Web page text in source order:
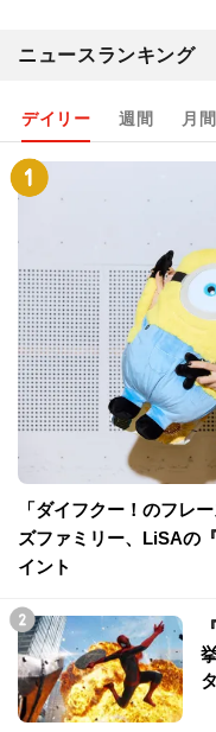
ニュースランキング
デイリー 週間 月間
「ダイフクー！のフレ
ズファミリー、LiSAの
イント